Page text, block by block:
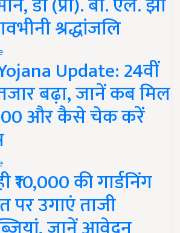
श्रद्धांजलि
Update: 24वीं
बढ़ा, जानें कब मिल
और कैसे चेक करें
₹10,000 की गार्डनिंग
उगाएं ताजी